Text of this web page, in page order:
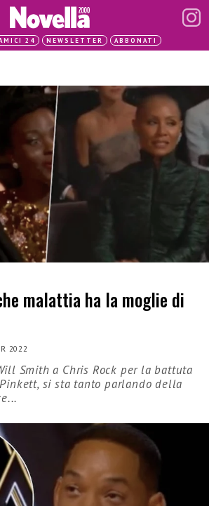
24 NEWSLETTER ABBONATI
malattia ha la moglie di
2022
Smith a Chris Rock per la battuta
si sta tanto parlando della